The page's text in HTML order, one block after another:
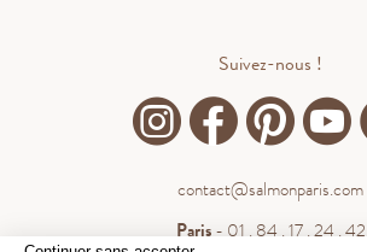
Suivez-nous !
contact@salmonparis.com
Paris- 01 . 84 . 17 . 24 . 42